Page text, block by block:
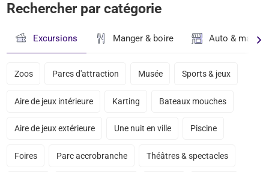
Rechercher par catégorie
Excursions Manger & boire Auto &
Zoos Parcs d'attraction Musée Sports & jeux
Aire de jeux intérieure Karting Bateaux mouches
Aire de jeux extérieure Une nuit en ville Piscine
Foires Parc accrobranche Théâtres & spectacles